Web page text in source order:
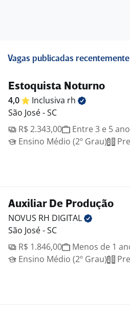
Vagas publicadas recentemente
Estoquista Noturno
4,0 Inclusiva rh
São José - SC
R$ 2.343,00
Entre 3 e 5
Ensino Médio (2º Grau)
Auxiliar De Produção
NOVUS RH DIGITAL
São José - SC
R$ 1.846,00
Menos de 1
Ensino Médio (2º Grau)